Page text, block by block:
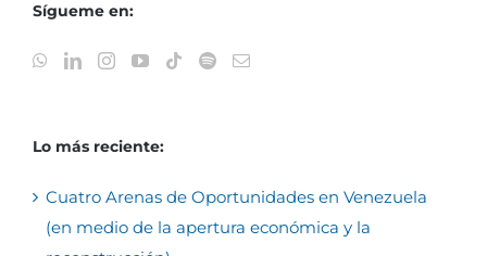
Sígueme en:
Lo más reciente:
Cuatro Arenas de Oportunidades en Venezuela
(en medio de la apertura económica y la